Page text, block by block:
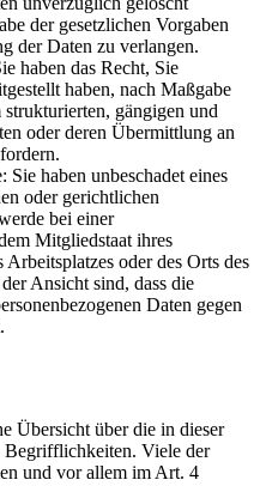
der gesetzlichen Vorgaben
der Daten zu verlangen.
haben das Recht, Sie
haben, nach Maßgabe
gängigen und
oder deren Übermittlung an
Sie haben unbeschadet eines
oder gerichtlichen
bei einer
Mitgliedstaat ihres
oder des Orts des
Ansicht sind, dass die
Daten gegen
Übersicht über die in dieser
Begrifflichkeiten. Viele der
und vor allem im Art. 4